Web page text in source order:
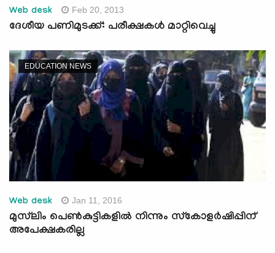
Web desk Feb 20, 2013
ദേശീയ പണിമുടക്ക്: പരീക്ഷകള്‍ മാറ്റിവെച്ചു
EDUCATION NEWS
Web desk Jan 11, 2016
മുസ്‌ലിം പെണ്‍കുട്ടികളില്‍ നിന്നും സ്‌കോളര്‍ഷിപ്പിന്
അപേക്ഷകരില്ല